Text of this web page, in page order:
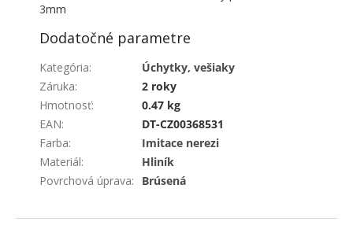
3mm
Dodatočné parametre
Kategória:
Úchytky, vešiaky
Záruka:
2 roky
Hmotnosť:
0.47 kg
EAN:
DT-CZ00368531
Farba:
Imitace nerezi
Materiál:
Hliník
Povrchová úprava: Brúsená
ZÁPÄTIE